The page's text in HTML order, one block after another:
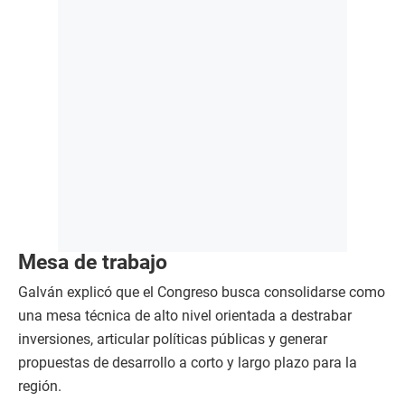
Mesa de trabajo
Galván explicó que el Congreso busca consolidarse como
una mesa técnica de alto nivel orientada a destrabar
inversiones, articular políticas públicas y generar
propuestas de desarrollo a corto y largo plazo para la
región.